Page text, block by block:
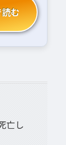
む
亡し